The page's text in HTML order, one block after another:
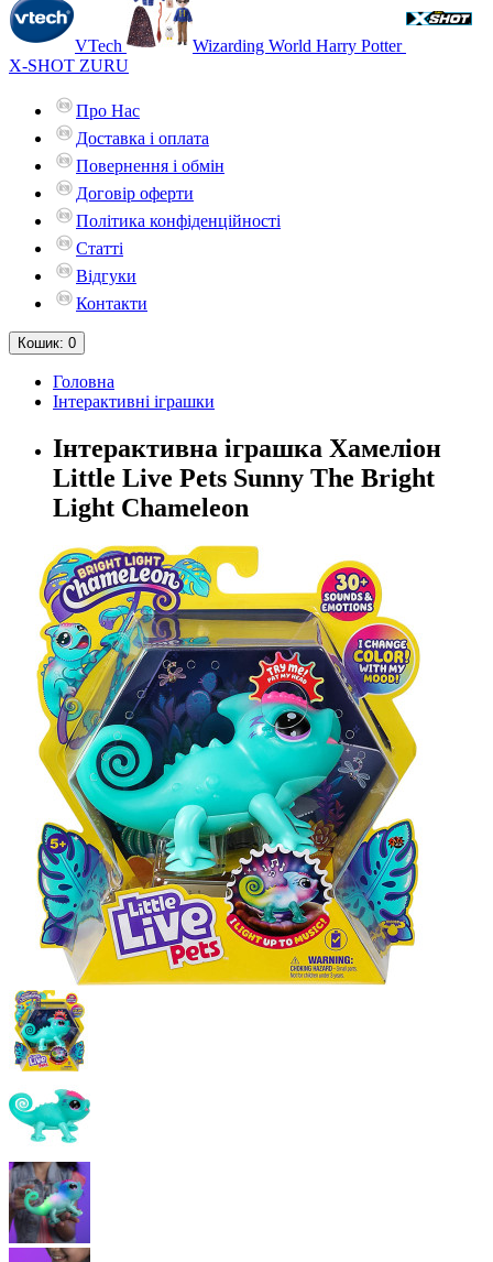
VTech
Wizarding World Harry Potter
X-SHOT ZURU
Про Нас
Доставка і оплата
Повернення і обмін
Договір оферти
Політика конфіденційності
Статті
Відгуки
Контакти
Кошик: 0
Головна
Інтерактивні іграшки
Інтерактивна іграшка Хамеліон
Little Live Pets Sunny The Bright
Light Chameleon